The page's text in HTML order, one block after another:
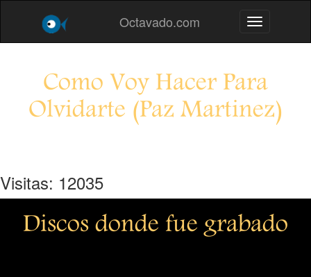
Octavado.com Toggle
Como Voy Hacer Para
Olvidarte (Paz Martinez)
Visitas: 12035
Discos donde fue grabado